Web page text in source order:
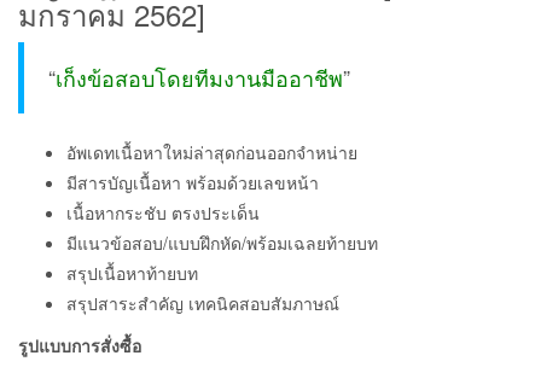
มกราคม 2562]
“เก็งข้อสอบโดยทีมงานมืออาชีพ”
อัพเดทเนื้อหาใหม่ล่าสุดก่อนออกจำหน่าย
มีสารบัญเนื้อหา พร้อมด้วยเลขหน้า
เนื้อหากระชับ ตรงประเด็น
มีแนวข้อสอบ/แบบฝึกหัด/พร้อมเฉลยท้ายบท
สรุปเนื้อหาท้ายบท
สรุปสาระสำคัญ เทคนิคสอบสัมภาษณ์
รูปแบบการสั่งซื้อ